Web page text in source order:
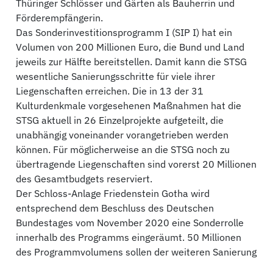
Thüringer Schlösser und Gärten als Bauherrin und
Förderempfängerin.
Das Sonderinvestitionsprogramm I (SIP I) hat ein
Volumen von 200 Millionen Euro, die Bund und Land
jeweils zur Hälfte bereitstellen. Damit kann die STSG
wesentliche Sanierungsschritte für viele ihrer
Liegenschaften erreichen. Die in 13 der 31
Kulturdenkmale vorgesehenen Maßnahmen hat die
STSG aktuell in 26 Einzelprojekte aufgeteilt, die
unabhängig voneinander vorangetrieben werden
können. Für möglicherweise an die STSG noch zu
übertragende Liegenschaften sind vorerst 20 Millionen
des Gesamtbudgets reserviert.
Der Schloss-Anlage Friedenstein Gotha wird
entsprechend dem Beschluss des Deutschen
Bundestages vom November 2020 eine Sonderrolle
innerhalb des Programms eingeräumt. 50 Millionen
des Programmvolumens sollen der weiteren Sanierung